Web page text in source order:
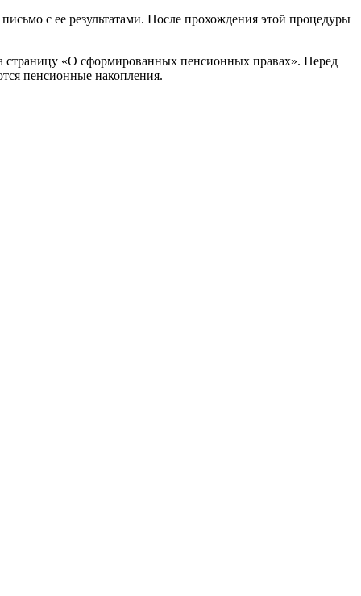
с ее результатами. После прохождения этой процедуры
страницу «О сформированных пенсионных правах». Перед
пенсионные накопления.